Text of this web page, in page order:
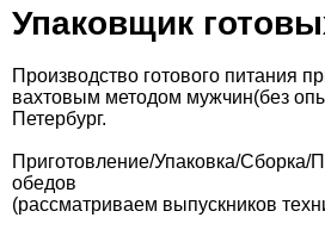
Упаковщик
Производство готового питания
вахтовым методом мужчин(без
Петербург.
Приготовление/Упаковка/Сборка/
обедов
(рассматриваем выпускников